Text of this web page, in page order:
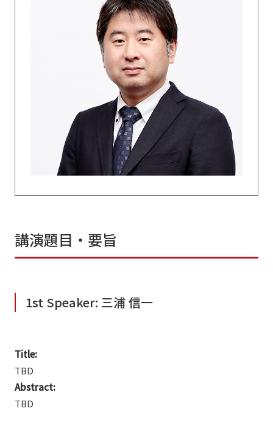
講演題目・要旨
1st Speaker: 三浦 信一
Title:
TBD
Abstract:
TBD